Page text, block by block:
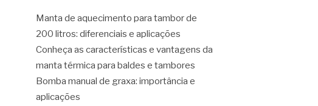
Manta de aquecimento para tambor de
200 litros: diferenciais e aplicações
Conheça as características e vantagens da
manta térmica para baldes e tambores
Bomba manual de graxa: importância e
aplicações